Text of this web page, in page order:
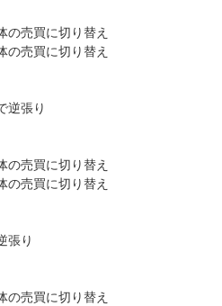
売買に切り替え
売買に切り替え
逆張り
売買に切り替え
売買に切り替え
張り
売買に切り替え